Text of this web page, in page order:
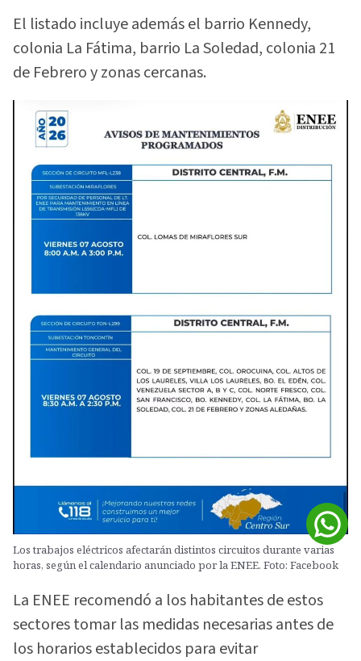
El listado incluye además el barrio Kennedy,
colonia La Fátima, barrio La Soledad, colonia 21
de Febrero y zonas cercanas.
Los trabajos eléctricos afectarán distintos circuitos durante varias
horas, según el calendario anunciado por la ENEE. Foto: Facebook
La ENEE recomendó a los habitantes de estos
sectores tomar las medidas necesarias antes de
los horarios establecidos para evitar